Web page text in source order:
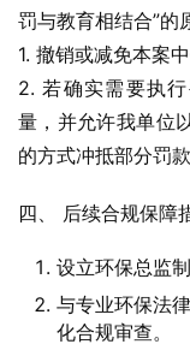
罚与教育相结合”的
1. 撤销或减免本案
2. 若确实需要执
量，并允许我单位
的方式冲抵部分罚款
四、 后续合规保障
设立环保总监
与专业环保法
化合规审查。